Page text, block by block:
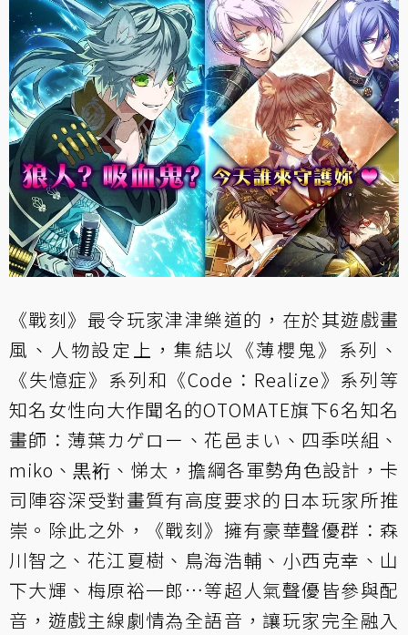
《戰刻》最令玩家津津樂道的，在於其遊戲畫
風、人物設定上，集結以《薄櫻鬼》系列、
《失憶症》系列和《Code：Realize》系列等
知名女性向大作聞名的OTOMATE旗下6名知名
畫師：薄葉カゲロー、花邑まい、四季咲組、
miko、黒裄、悌太，擔綱各軍勢角色設計，卡
司陣容深受對畫質有高度要求的日本玩家所推
崇。除此之外，《戰刻》擁有豪華聲優群：森
川智之、花江夏樹、鳥海浩輔、小西克幸、山
下大輝、梅原裕一郎…等超人氣聲優皆參與配
音，遊戲主線劇情為全語音，讓玩家完全融入